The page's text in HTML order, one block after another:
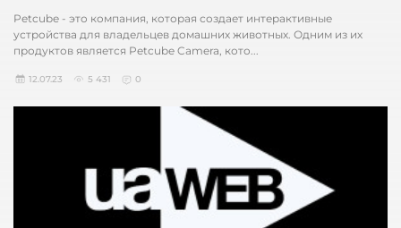
Petcube - это компания, которая создает интерактивные
устройства для владельцев домашних животных. Одним из их
продуктов является Petcube Camera, кото...
12.07.23 5 431 0